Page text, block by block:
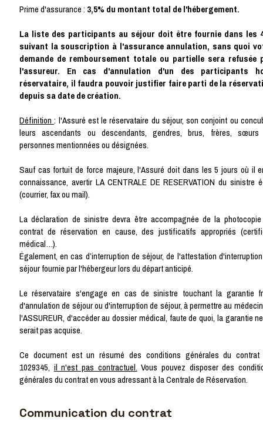
Prime d'assurance : 3,5% du montant total de l'hébergement.
La liste des participants au séjour doit être fournie dans les
suivant la souscription à l'assurance annulation, sans quoi
demande de remboursement totale ou partielle sera refusée
l'assureur. En cas d'annulation d'un des participants
réservataire, il faudra pouvoir justifier faire parti de la
depuis sa date de création.
Définition: l'Assuré est le réservataire du séjour, son conjoint ou
leurs ascendants ou descendants, gendres, brus, frères,
personnes mentionnées ou désignées.
Sauf cas fortuit de force majeure, l'Assuré doit dans les 5 jours où il
connaissance, avertir LA CENTRALE DE RESERVATION du sinistre
(courrier, fax ou mail).
La déclaration de sinistre devra être accompagnée de la
contrat de réservation en cause, des justificatifs appropriés
médical…).
Également, en cas d’interruption de séjour, de l'attestation
séjour fournie par l'hébergeur lors du départ anticipé.
Le réservataire s'engage en cas de sinistre touchant la garantie
d'annulation de séjour ou d'interruption de séjour, à permettre au
l'ASSUREUR, d'accéder au dossier médical, faute de quoi, la garantie
serait pas acquise.
Ce document est un résumé des conditions générales du contrat
1029345, il n'est pas contractuel. Vous pouvez disposer des
générales du contrat en vous adressant à la Centrale de Réservation.
Communication du contrat